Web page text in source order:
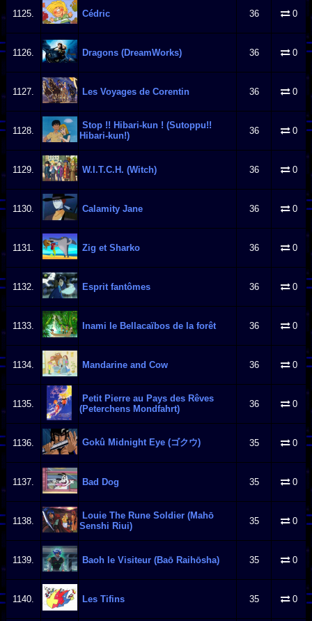
1125. Cédric 36 0
1126. Dragons (DreamWorks) 36 0
1127. Les Voyages de Corentin 36 0
1128.
Stop !! Hibari-kun ! (Sutoppu!!
Hibari-kun!)
36 0
1129. W.I.T.C.H. (Witch) 36 0
1130. Calamity Jane 36 0
1131. Zig et Sharko 36 0
1132. Esprit fantômes 36 0
1133. Inami le Bellacaïbos de la forêt 36 0
1134. Mandarine and Cow 36 0
1135.
Petit Pierre au Pays des Rêves
(Peterchens Mondfahrt)
36 0
1136. Gokû Midnight Eye (ゴクウ) 35 0
1137. Bad Dog 35 0
1138.
Louie The Rune Soldier (Mahō
Senshi Riui)
35 0
1139. Baoh le Visiteur (Baō Raihōsha) 35 0
1140. Les Tifins 35 0